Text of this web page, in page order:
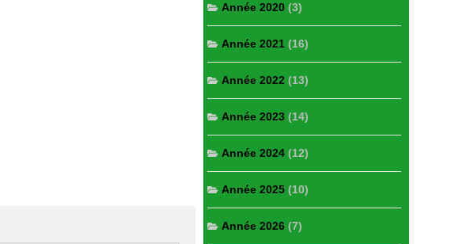
Année 2020 (3)
Année 2021 (16)
Année 2022 (13)
Année 2023 (14)
Année 2024 (12)
Année 2025 (10)
Année 2026 (7)